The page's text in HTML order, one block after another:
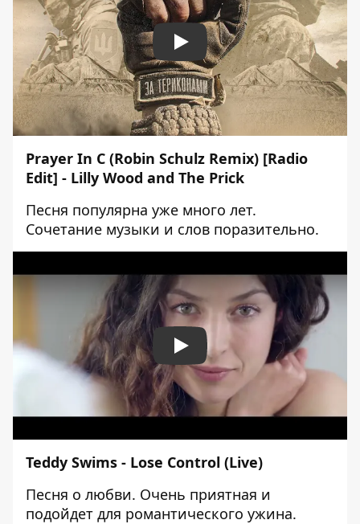
Play
Prayer In C (Robin Schulz Remix) [Radio
Edit] - Lilly Wood and The Prick
Песня популярна уже много лет.
Сочетание музыки и слов поразительно.
Play
Teddy Swims - Lose Control (Live)
Песня о любви. Очень приятная и
подойдет для романтического ужина.